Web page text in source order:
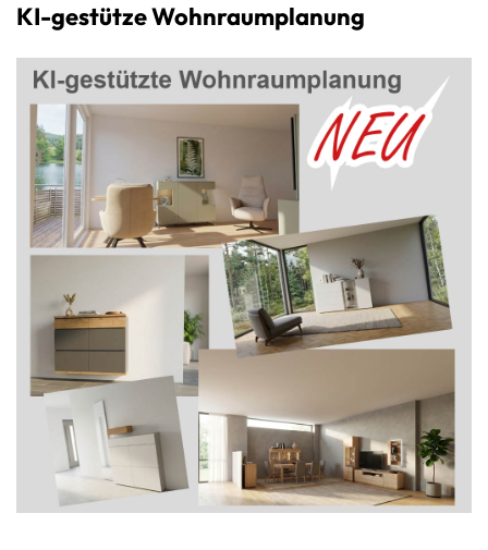
KI-gestütze Wohnraumplanung